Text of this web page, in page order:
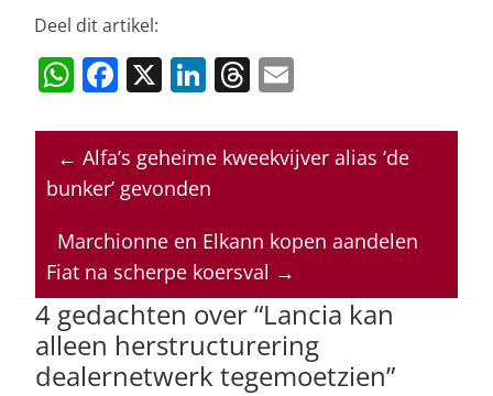
Deel dit artikel:
W
at
s
p
p
F
c
e
b
o
o
k
X Li
k
e
n
T
re
a
s
ai
l
← Alfa’s geheime kweekvijver alias ‘de
bunker’ gevonden
Marchionne en Elkann kopen aandelen
Fiat na scherpe koersval →
4 gedachten over “Lancia kan
alleen herstructurering
dealernetwerk tegemoetzien”